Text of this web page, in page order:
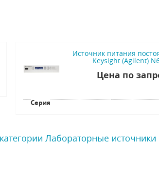
Источник питания
Keysight (Agilent)
Цена по
Серия
Лабораторные источники